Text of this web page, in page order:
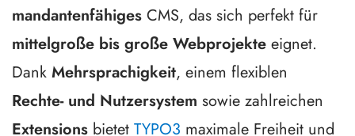
mandantenfähiges CMS, das sich perfekt für
mittelgroße bis große Webprojekte eignet.
Dank Mehrsprachigkeit, einem flexiblen
Rechte- und Nutzersystem sowie zahlreichen
Extensions bietet TYPO3 maximale Freiheit und